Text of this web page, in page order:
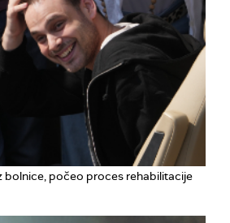
bolnice, počeo proces rehabilitacije